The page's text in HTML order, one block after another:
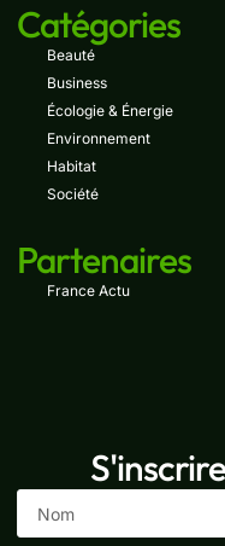
Catégories
Beauté
Business
Écologie & Énergie
Environnement
Habitat
Société
Partenaires
France Actu